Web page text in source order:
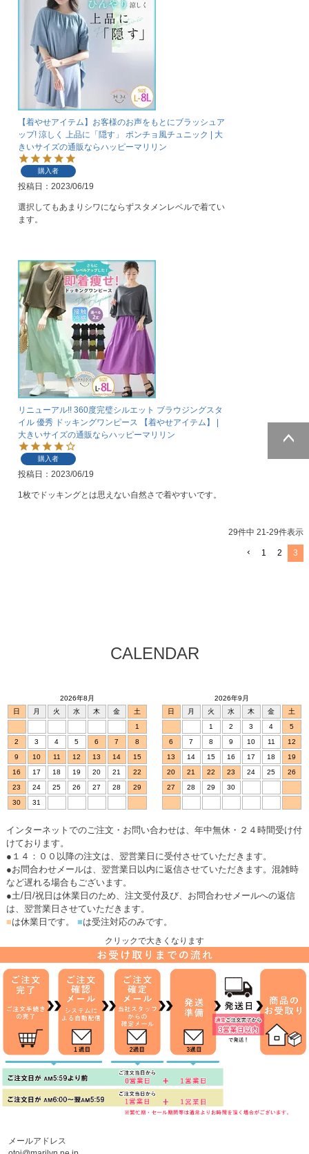
【着やせアイテム】お客様のお声をもとにブラッシュア
ップ! 涼しく 上品に「隠す」 ポンチョ風チュニック | 大
きいサイズの通販ならハッピーマリリン
購入者
投稿日 2023/06/19
選択してもあまりシワにならずスタメンレベルで着てい
ます。
リニューアル!! 360度完璧シルエット ブラウジングスタ
イル 優秀 ドッキングワンピース 【着やせアイテム】 |
大きいサイズの通販ならハッピーマリリン
購入者
投稿日 2023/06/19
1枚でドッキングとは思えない自然さで着やすいです。
29件中 21-29件表示
1 2 3
ページトッ
CALENDAR
2026年8月
日
月 火 水 木 金
土
1
2
3 4 5 6 7
8
9
10 11 12 13 14
15
16
17 18 19 20 21
22
23
24 25 26 27 28
29
30
31
2026年9月
日
月 火 水 木 金
土
1
2 3 4
5
6
7 8 9 10 11
12
13
14 15 16 17 18
19
20
21 22 23 24 25
26
27
28 29 30
インターネットでのご注文・お問い合わせは、年中無休・２４時間受け付
けております。
●１４：００以降の注文は、翌営業日に受付させていただきます。
●お問合わせメールは、翌営業日以内に返信させていただきます。混雑時
など遅れる場合もございます。
●土/日/祝日は休業日のため、注文受付及び、お問合わせメールへの返信
は、翌営業日させていただきます。
■は休業日です。 ■は受注対応のみです。
クリックで大きくなります
メールアドレス